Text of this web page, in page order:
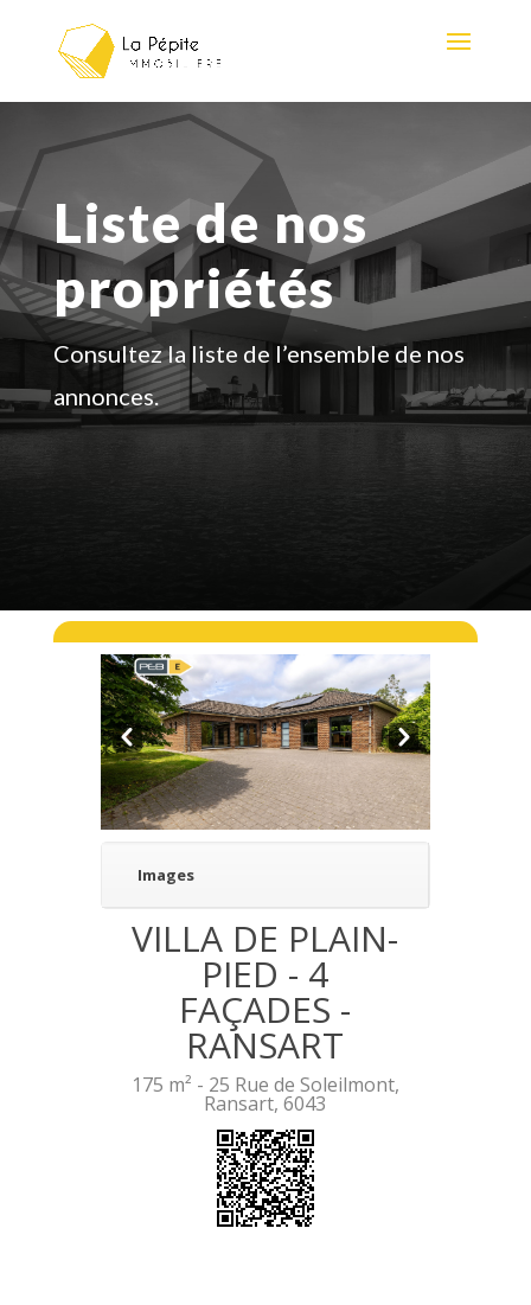
Liste de nos
propriétés
Consultez la liste de l’ensemble de nos
annonces.
Pre
v
Nex
t
Images
VILLA DE PLAIN-
PIED - 4
FAÇADES -
RANSART
175 m² - 25 Rue de Soleilmont,
Ransart, 6043